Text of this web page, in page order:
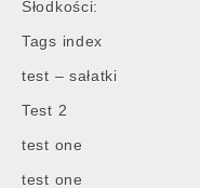
Słodkości:
Tags index
test – sałatki
Test 2
test one
test one